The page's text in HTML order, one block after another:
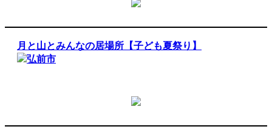
月と山とみんなの居場所【子ども夏祭り】
弘前市